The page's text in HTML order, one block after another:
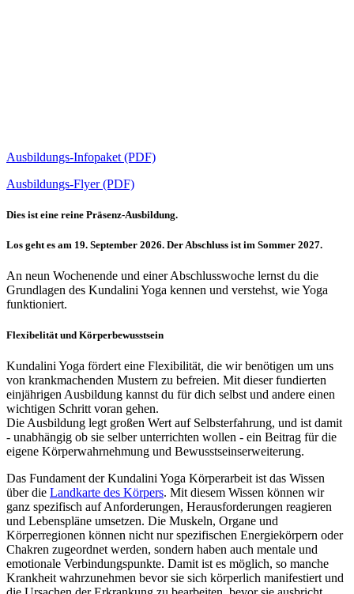
Ausbildungs-Infopaket (PDF)
Ausbildungs-Flyer (PDF)
Dies ist eine reine Präsenz-Ausbildung.
Los geht es am 19. September 2026. Der Abschluss ist im Sommer 2027.
An neun Wochenende und einer Abschlusswoche lernst du die
Grundlagen des Kundalini Yoga kennen und verstehst, wie Yoga
funktioniert.
Flexibelität und Körperbewusstsein
Kundalini Yoga fördert eine Flexibilität, die wir benötigen um uns
von krankmachenden Mustern zu befreien. Mit dieser fundierten
einjährigen Ausbildung kannst du für dich selbst und andere einen
wichtigen Schritt voran gehen.
Die Ausbildung legt großen Wert auf Selbsterfahrung, und ist damit
- unabhängig ob sie selber unterrichten wollen - ein Beitrag für die
eigene Körperwahrnehmung und Bewusstseinserweiterung.
Das Fundament der Kundalini Yoga Körperarbeit ist das Wissen
über die Landkarte des Körpers. Mit diesem Wissen können wir
ganz spezifisch auf Anforderungen, Herausforderungen reagieren
und Lebenspläne umsetzen. Die Muskeln, Organe und
Körperregionen können nicht nur spezifischen Energiekörpern oder
Chakren zugeordnet werden, sondern haben auch mentale und
emotionale Verbindungspunkte. Damit ist es möglich, so manche
Krankheit wahrzunehmen bevor sie sich körperlich manifestiert und